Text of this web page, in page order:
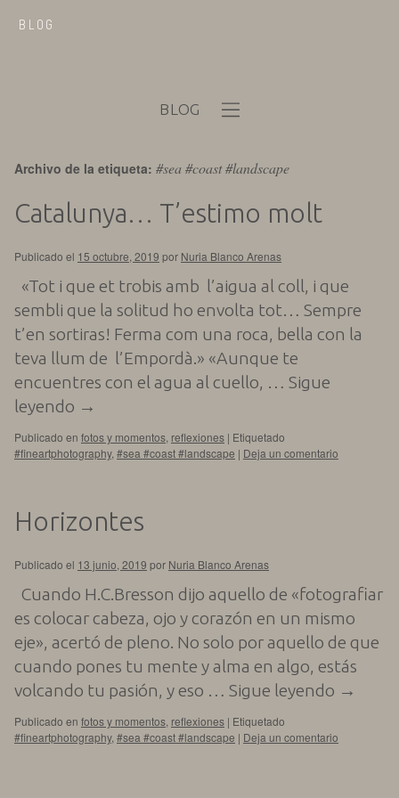
BLOG
BLOG
Archivo de la etiqueta: #sea #coast #landscape
Catalunya… T’estimo molt
Publicado el 15 octubre, 2019 por Nuria Blanco Arenas
«Tot i que et trobis amb l’aigua al coll, i que
sembli que la solitud ho envolta tot… Sempre
t’en sortiras! Ferma com una roca, bella con la
teva llum de l’Empordà.» «Aunque te
encuentres con el agua al cuello, … Sigue
leyendo →
Publicado en fotos y momentos reflexiones | Etiquetado
#fineartphotography, #sea #coast #landscape | Deja un comentario
Horizontes
Publicado el 13 junio, 2019 por Nuria Blanco Arenas
Cuando H.C.Bresson dijo aquello de «fotografiar
es colocar cabeza, ojo y corazón en un mismo
eje», acertó de pleno. No solo por aquello de que
cuando pones tu mente y alma en algo, estás
volcando tu pasión, y eso … Sigue leyendo →
Publicado en fotos y momentos reflexiones | Etiquetado
#fineartphotography, #sea #coast #landscape | Deja un comentario